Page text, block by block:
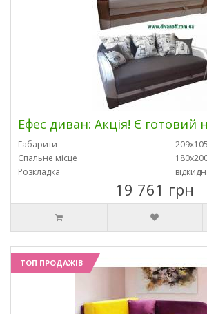
Ефес диван: Акція! Є готовий
Габарити
Спальне місце
Розкладка
19 761 грн
ТОП ПРОДАЖІВ